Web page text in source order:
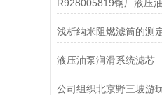
R928005819钢厂液压
浅析纳米阻燃滤筒的测
液压油泵润滑系统滤芯
公司组织北京野三坡游